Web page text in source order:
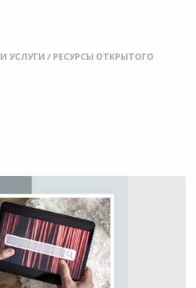
УСЛУГИ / РЕСУРСЫ ОТКРЫТОГО